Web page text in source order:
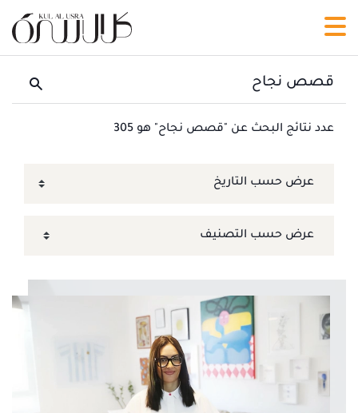
عدد نتائج البحث عن "قصص نجاح" هو 305